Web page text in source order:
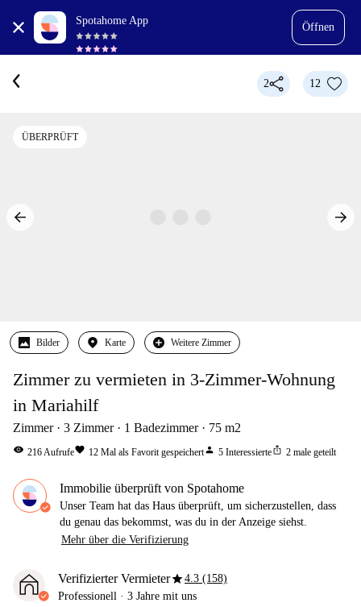
Spotahome App
Öffnen
2 12
ÜBERPRÜFT
Bilder Karte Weitere Zimmer
Zimmer zu vermieten in 3-Zimmer-Wohnung
in Mariahilf
Zimmer 3 Zimmer 1 Badezimmer 75 m2
visibility 216Aufrufefavorite 12 Mal als Favorit gespeichertperson 5 Interessierteios_share 2 male geteilt
Immobilie überprüft von Spotahome
Unser Team hat das Haus überprüft, um sicherzustellen, dass
du genau das bekommst, was du in der Anzeige siehst.
Mehr über die Verifizierung
Verifizierter Vermieterstar4.3 (158)
Professionell · 3 Jahre mit uns